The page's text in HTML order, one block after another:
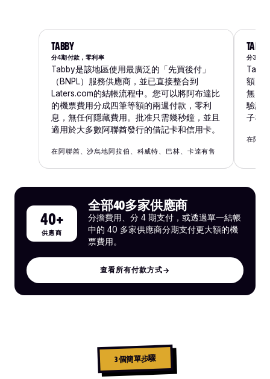
TABBY
分4期付款，零利率
Tabby是該地區使用最廣泛的「先買後付」
（BNPL）服務供應商，並已直接整合到
Laters.com的結帳流程中。您可以將阿布達比
的機票費用分成四筆等額的兩週付款，零利
息，無任何隱藏費用。批准只需幾秒鐘，並且
適用於大多數阿聯酋發行的借記卡和信用卡。
在阿聯酋、沙烏地阿拉伯、科威特、巴林、卡達有售
分3期
額月
無需
驗證
子機
在阿聯
40+
供應商
全部40多家供應商
分擔費用、分 4 期支付，或透過單一結帳
中的 40 多家供應商分期支付更大額的機
票費用。
查看所有付款方式→
3 個簡單步驟